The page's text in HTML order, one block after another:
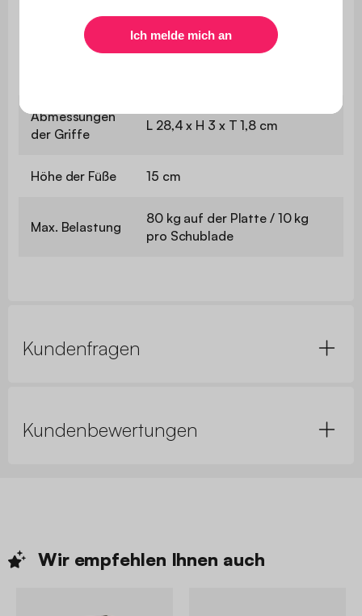
Abmessungen
Schubladen
B 28,8 x T 32 x H 10 cm
Abmessungen
der Griffe
L 28,4 x H 3 x T 1,8 cm
Höhe der Füße 15 cm
Max. Belastung
80 kg auf der Platte / 10 kg
pro Schublade
Kundenfragen
Kundenbewertungen
Wir empfehlen Ihnen auch